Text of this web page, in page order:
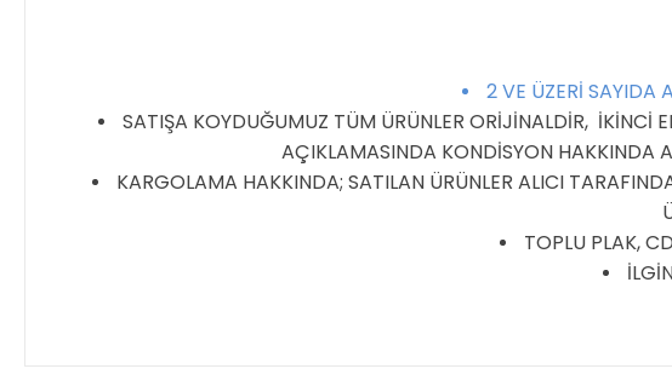
2 VE ÜZERİ SAYIDA
SATIŞA KOYDUĞUMUZ TÜM ÜRÜNLER ORİJİNALDİR, İKİNCİ
AÇIKLAMASINDA KONDİSYON HAKKINDA
KARGOLAMA HAKKINDA; SATILAN ÜRÜNLER ALICI
TOPLU PLAK,